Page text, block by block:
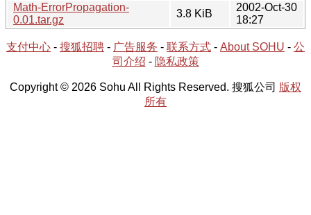
Math-ErrorPropagation-
0.01.tar.gz
3.8 KiB
2002-Oct-30
18:27
支付中心 - 搜狐招聘 - 广告服务 - 联系方式 - About SOHU - 公
司介绍 - 隐私政策
Copyright © 2026 Sohu All Rights Reserved. 搜狐公司 版权
所有